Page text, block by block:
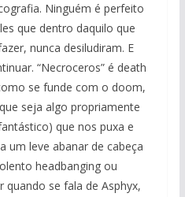
Ninguém é perfeito
que dentro daquilo que
nunca desiludiram. E
“Necroceros” é death
se funde com o doom,
seja algo propriamente
que nos puxa e
um leve abanar de cabeça
headbanging ou
se fala de Asphyx,